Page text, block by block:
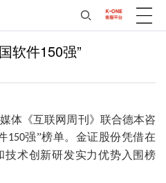
软件150强”
体《互联网周刊》联合德本咨
150强”榜单。金证股份凭借在
技术创新研发实力优势入围榜